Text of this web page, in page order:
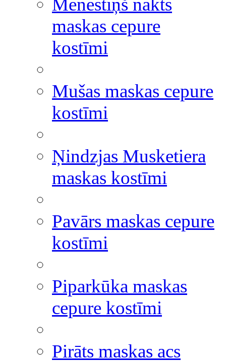
Mēnestiņš nakts
maskas cepure
kostīmi
Mušas maskas cepure
kostīmi
Ņindzjas Musketiera
maskas kostīmi
Pavārs maskas cepure
kostīmi
Piparkūka maskas
cepure kostīmi
Pirāts maskas acs